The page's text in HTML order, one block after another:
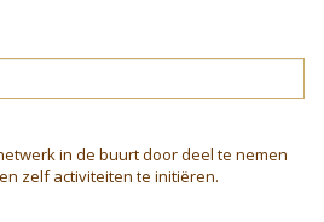
in de buurt door deel te nemen
zelf activiteiten te initiëren.